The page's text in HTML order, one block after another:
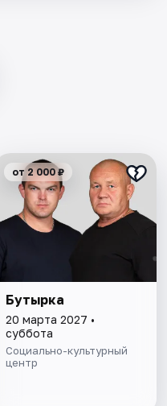
от 2 000 ₽
Бутырка
20 марта 2027 •
суббота
Социально-культурный
центр